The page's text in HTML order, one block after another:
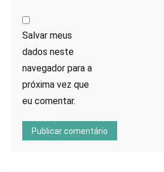
Salvar meus
dados neste
navegador para a
próxima vez que
eu comentar.